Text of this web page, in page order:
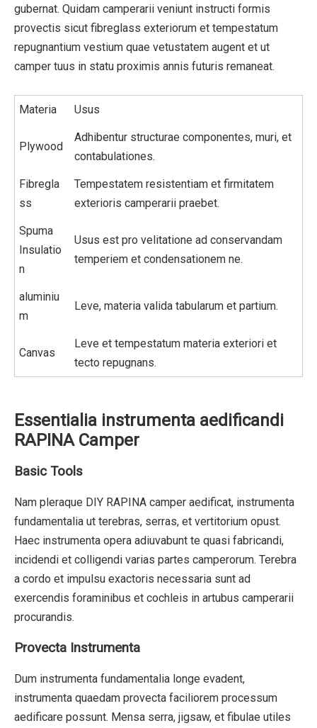
gubernat. Quidam camperarii veniunt instructi formis
provectis sicut fibreglass exteriorum et tempestatum
repugnantium vestium quae vetustatem augent et ut
camper tuus in statu proximis annis futuris remaneat.
Materia Usus
Plywood
Adhibentur structurae componentes, muri, et
contabulationes.
Fibregla
ss
Tempestatem resistentiam et firmitatem
exterioris camperarii praebet.
Spuma
Insulatio
n
Usus est pro velitatione ad conservandam
temperiem et condensationem ne.
aluminiu
m
Leve, materia valida tabularum et partium.
Canvas
Leve et tempestatum materia exteriori et
tecto repugnans.
Essentialia instrumenta aedificandi
RAPINA Camper
Basic Tools
Nam pleraque DIY RAPINA camper aedificat, instrumenta
fundamentalia ut terebras, serras, et vertitorium opust.
Haec instrumenta opera adiuvabunt te quasi fabricandi,
incidendi et colligendi varias partes camperorum. Terebra
a cordo et impulsu exactoris necessaria sunt ad
exercendis foraminibus et cochleis in artubus camperarii
procurandis.
Provecta Instrumenta
Dum instrumenta fundamentalia longe evadent,
instrumenta quaedam provecta faciliorem processum
aedificare possunt. Mensa serra, jigsaw, et fibulae utiles